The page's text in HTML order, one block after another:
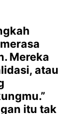
Mereka
atau
itu tak